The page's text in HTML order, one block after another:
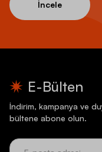
İncele
E-Bülten
İndirim, kampanya ve
bültene abone olun.